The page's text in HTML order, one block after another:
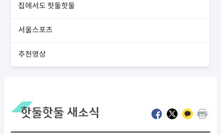
집에서도 핫둘핫둘
서울스포츠
추천영상
핫둘핫둘 새소식